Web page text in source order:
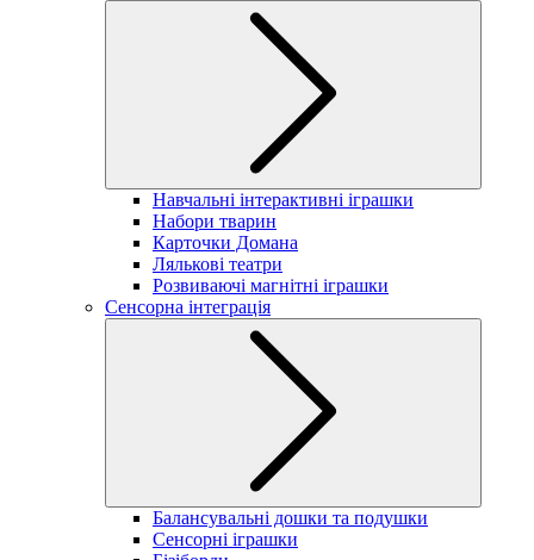
Навчальні інтерактивні іграшки
Набори тварин
Карточки Домана
Лялькові театри
Розвиваючі магнітні іграшки
Сенсорна інтеграція
Балансувальні дошки та подушки
Сенсорні іграшки